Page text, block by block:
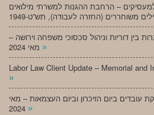
למעסיקים – הרחבת ההגנות למשרתי מילואים
בין דוריות וניהול סכסוכי משפחה וירושה –
»
Labor Law Client Update – Memorial and
»
עובדים ביום הזיכרון וביום העצמאות – מאי
»